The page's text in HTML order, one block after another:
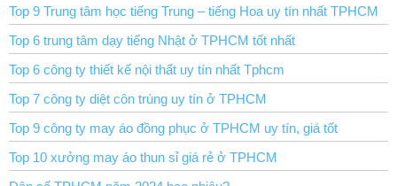
Top 9 Trung tâm học tiếng Trung – tiếng Hoa uy tín nhất TPHCM
Top 6 trung tâm dạy tiếng Nhật ở TPHCM tốt nhất
Top 6 công ty thiết kế nội thất uy tín nhất Tphcm
Top 7 công ty diệt côn trùng uy tín ở TPHCM
Top 9 công ty may áo đồng phục ở TPHCM uy tín, giá tốt
Top 10 xưởng may áo thun sỉ giá rẻ ở TPHCM